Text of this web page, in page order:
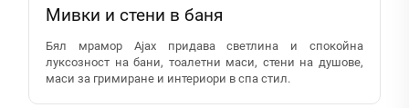
Мивки и стени в баня
Бял мрамор Ajax придава светлина и спокойна
луксозност на бани, тоалетни маси, стени на душове,
маси за гримиране и интериори в спа стил.